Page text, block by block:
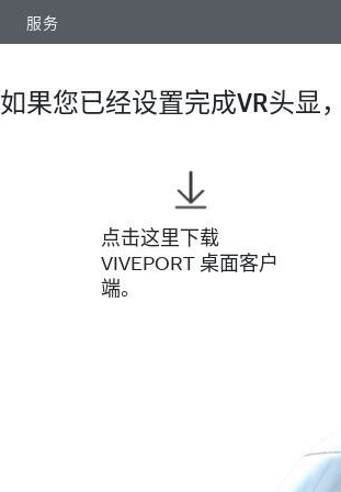
服务
如果您已经设置完成VR头显
点击这里下载
VIVEPORT 桌面客户
端。